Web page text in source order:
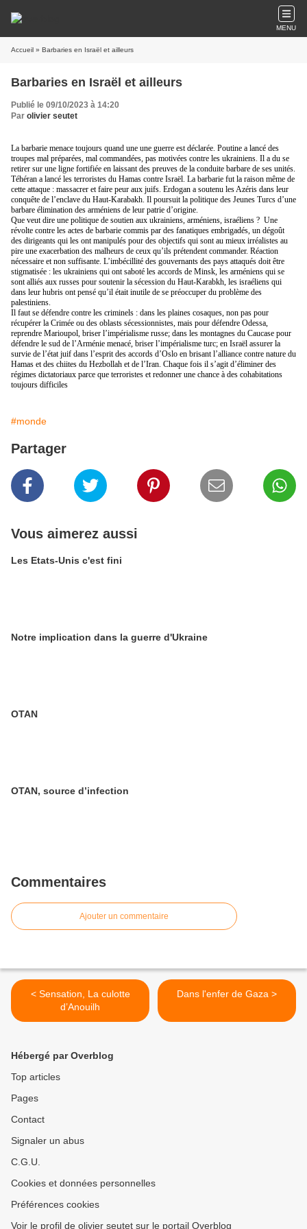
MENU
Accueil » Barbaries en Israël et ailleurs
Barbaries en Israël et ailleurs
Publié le 09/10/2023 à 14:20
Par olivier seutet
La barbarie menace toujours quand une une guerre est déclarée. Poutine a lancé des
troupes mal préparées, mal commandées, pas motivées contre les ukrainiens. Il a du se
retirer sur une ligne fortifiée en laissant des preuves de la conduite barbare de ses unités.
Téhéran a lancé les terroristes du Hamas contre Israël. La barbarie fut la raison même de
cette attaque : massacrer et faire peur aux juifs. Erdogan a soutenu les Azéris dans leur
conquête de l’enclave du Haut-Karabakh. Il poursuit la politique des Jeunes Turcs d’une
barbare élimination des arméniens de leur patrie d’origine.
Que veut dire une politique de soutien aux ukrainiens, arméniens, israéliens ? Une
révolte contre les actes de barbarie commis par des fanatiques embrigadés, un dégoût
des dirigeants qui les ont manipulés pour des objectifs qui sont au mieux irréalistes au
pire une exacerbation des malheurs de ceux qu’ils prétendent commander. Réaction
nécessaire et non suffisante. L’imbécillité des gouvernants des pays attaqués doit être
stigmatisée : les ukrainiens qui ont saboté les accords de Minsk, les arméniens qui se
sont alliés aux russes pour soutenir la sécession du Haut-Karabkh, les israéliens qui
dans leur hubris ont pensé qu’il était inutile de se préoccuper du problème des
palestiniens.
Il faut se défendre contre les criminels : dans les plaines cosaques, non pas pour
récupérer la Crimée ou des oblasts sécessionnistes, mais pour défendre Odessa,
reprendre Marioupol, briser l’impérialisme russe; dans les montagnes du Caucase pour
défendre le sud de l’Arménie menacé, briser l’impérialisme turc; en Israël assurer la
survie de l’état juif dans l’esprit des accords d’Oslo en brisant l’alliance contre nature du
Hamas et des chiites du Hezbollah et de l’Iran. Chaque fois il s’agit d’éliminer des
régimes dictatoriaux parce que terroristes et redonner une chance à des cohabitations
toujours difficiles
#monde
Partager
Vous aimerez aussi
Les Etats-Unis c'est fini
Notre implication dans la guerre d'Ukraine
OTAN
OTAN, source d’infection
Commentaires
Ajouter un commentaire
< Sensation, La culotte
d’Anouilh
Dans l'enfer de Gaza >
Hébergé par Overblog
Top articles
Pages
Contact
Signaler un abus
C.G.U.
Cookies et données personnelles
Préférences cookies
Voir le profil de olivier seutet sur le portail Overblog